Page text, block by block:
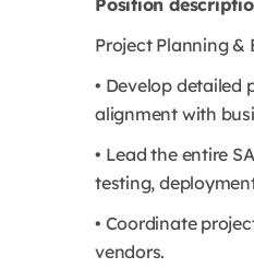
Position
Project Planning &
• Develop detailed
alignment with
• Lead the entire
testing,
• Coordinate
vendors.